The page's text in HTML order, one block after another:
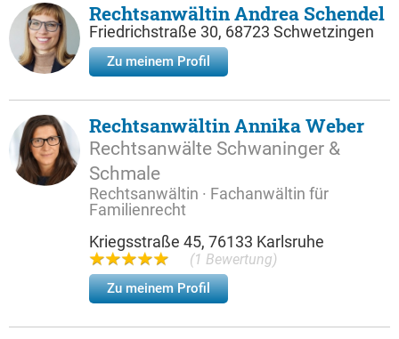
Rechtsanwältin Andrea Schendel
Friedrichstraße 30, 68723 Schwetzingen
Zu meinem Profil
Rechtsanwältin Annika Weber
Rechtsanwälte Schwaninger &
Schmale
Rechtsanwältin · Fachanwältin für
Familienrecht
Kriegsstraße 45, 76133 Karlsruhe
(1 Bewertung)
Zu meinem Profil